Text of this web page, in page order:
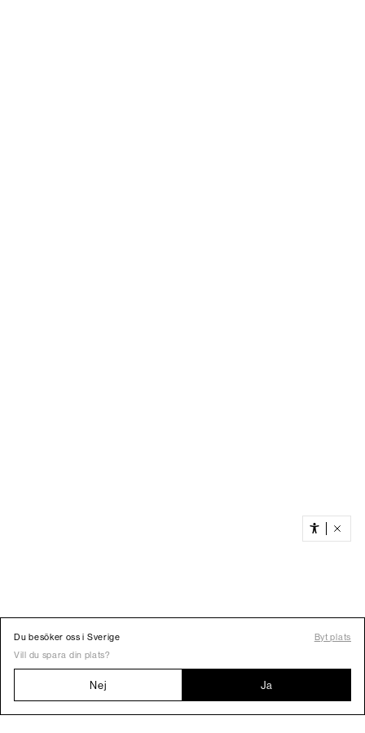
Du besöker oss i Sverige
Byt plats
Vill du spara din plats?
Nej Ja